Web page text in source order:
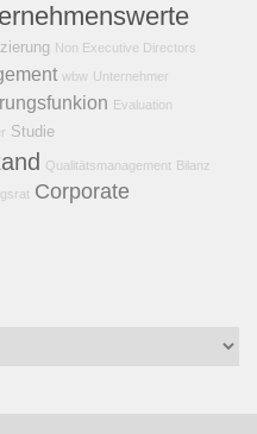
Non Executive Directors
wbw Unternehmer
Evaluation
Studie
Qualitätsmanagement Bilanz
Corporate